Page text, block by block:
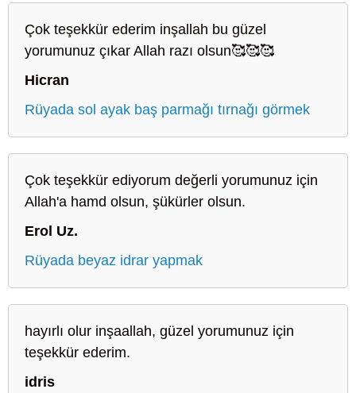
Çok teşekkür ederim inşallah bu güzel
yorumunuz çıkar Allah razı olsun🥰🥰🥰
Hicran
Rüyada sol ayak baş parmağı tırnağı görmek
Çok teşekkür ediyorum değerli yorumunuz için
Allah'a hamd olsun, şükürler olsun.
Erol Uz.
Rüyada beyaz idrar yapmak
hayırlı olur inşaallah, güzel yorumunuz için
teşekkür ederim.
idris